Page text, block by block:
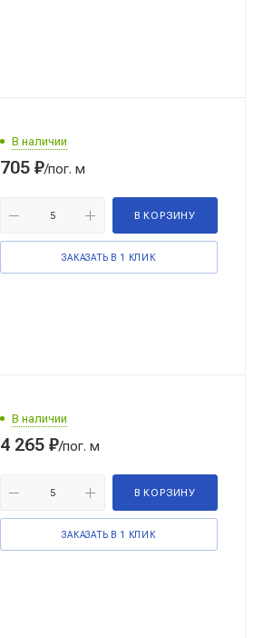
В наличии
705 ₽/пог. м
В КОРЗИНУ
ЗАКАЗАТЬ В 1 КЛИК
В наличии
4 265 ₽/пог. м
В КОРЗИНУ
ЗАКАЗАТЬ В 1 КЛИК